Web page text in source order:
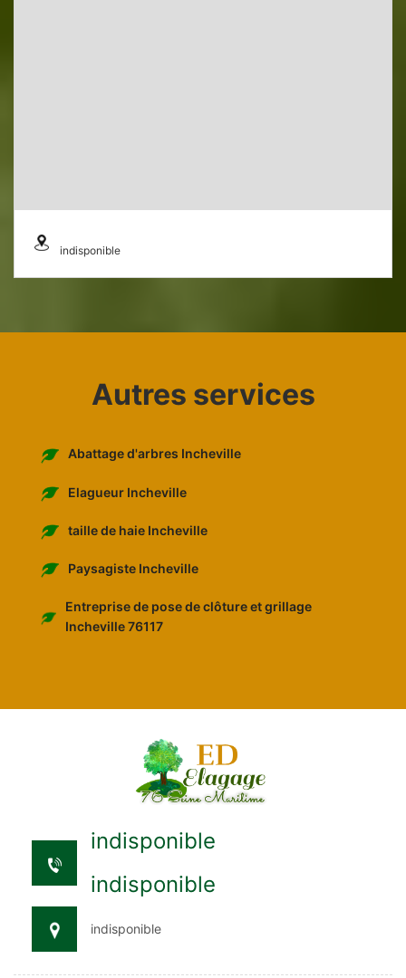
indisponible
Autres services
Abattage d'arbres Incheville
Elagueur Incheville
taille de haie Incheville
Paysagiste Incheville
Entreprise de pose de clôture et grillage
Incheville 76117
indisponible
indisponible
indisponible